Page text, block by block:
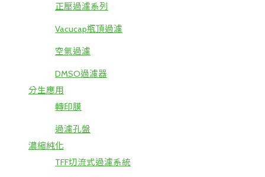
正壓過濾系列
Vacucap瓶頂過濾
空氣過濾
DMSO過濾器
分生應用
轉印膜
過濾孔盤
濃縮純化
TFF切流式過濾系統